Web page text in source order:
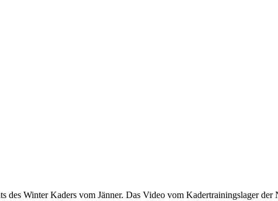
Winter Kaders vom Jänner. Das Video vom Kadertrainingslager